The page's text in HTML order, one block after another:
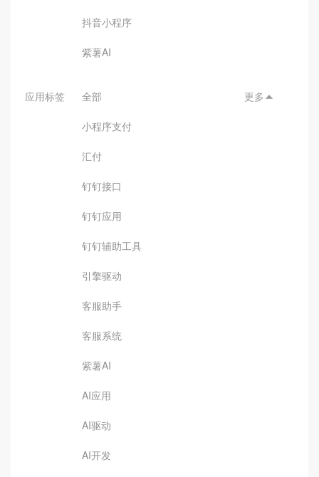
抖音小程序
紫薯AI
应用标签 全部
小程序支付
汇付
钉钉接口
钉钉应用
钉钉辅助工具
引擎驱动
客服助手
客服系统
紫薯AI
AI应用
AI驱动
AI开发
更多 